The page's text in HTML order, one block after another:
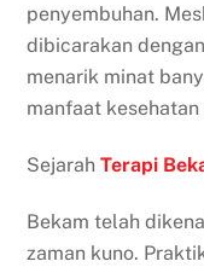
penyembuhan.
dibicarakan
menarik minat
manfaat kesehatan
SejarahTerapi
Bekam telah
zaman kuno.